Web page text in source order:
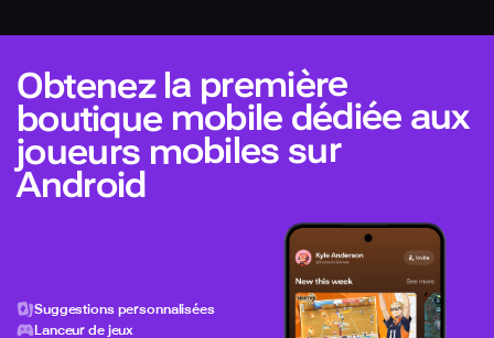
Obtenez la première
boutique mobile dédiée aux
joueurs mobiles sur
Android
Suggestions personnalisées
Lanceur de jeux